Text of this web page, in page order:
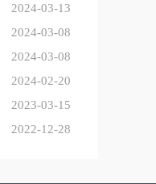
2024-03-13
2024-03-08
2024-03-08
2024-02-20
2023-03-15
2022-12-28